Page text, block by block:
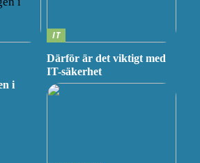
i
IT
Därför är det viktigt med
IT-säkerhet